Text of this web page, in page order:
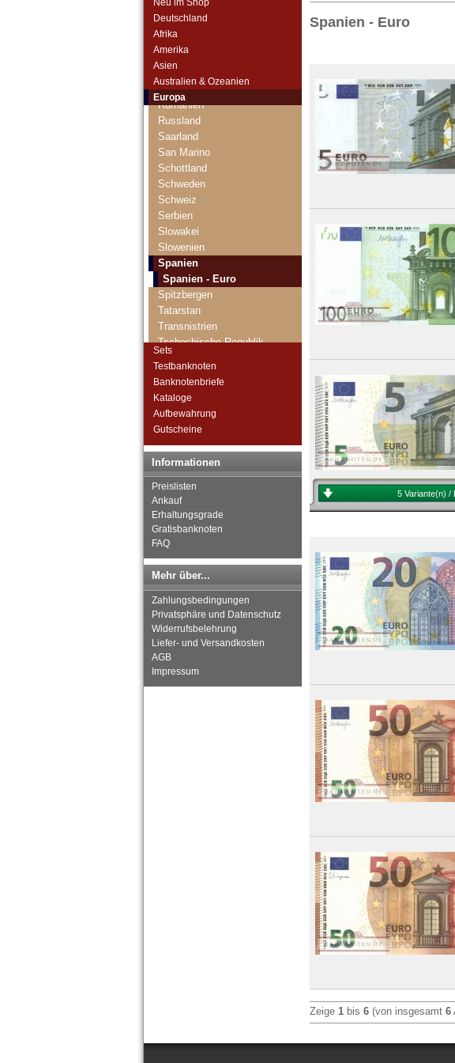
Deutschland
Afrika
Amerika
Asien
Australien & Ozeanien
Europa
Niederlande
Portugal
Rumänien
Russland
Saarland
San Marino
Schottland
Schweden
Schweiz
Serbien
Slowakei
Slowenien
Spanien
Spanien - Euro
Spitzbergen
Tatarstan
Transnistrien
Tschechische Republik
Ungarn
Zypern
Sets
Testbanknoten
Banknotenbriefe
Kataloge
Aufbewahrung
Gutscheine
Informationen
Preislisten
Ankauf
Erhaltungsgrade
Gratisbanknoten
FAQ
Mehr über...
Zahlungsbedingungen
Privatsphäre und Datenschutz
Widerrufsbelehrung
Liefer- und Versandkosten
AGB
Impressum
Spanien - Euro
5 Variante(n) /
Zeige 1 bis 6 (von insgesamt 6